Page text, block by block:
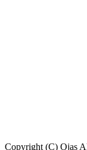
Copyright (C) Ojas